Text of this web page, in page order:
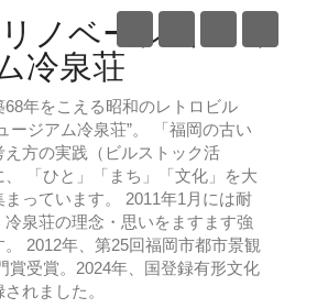
年をこえる昭和のレトロビル
ージアム冷泉荘”。 「福岡の古い
方の実践（ビルストック活
、 「ひと」「まち」「文化」を大
っています。 2011年1月には耐
泉荘の理念・思いをますます強
2012年、第25回福岡市都市景観
賞受賞。2024年、国登録有形文化
れました。